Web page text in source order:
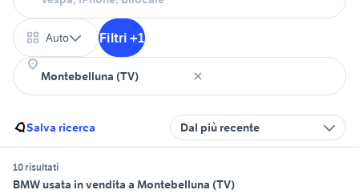
Auto Filtri +1
Salva ricerca Dal più recente
10 risultati
BMW usata in vendita a Montebelluna (TV)